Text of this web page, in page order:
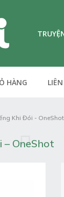
HÀNG
Khi Đói - OneShot
OneShot